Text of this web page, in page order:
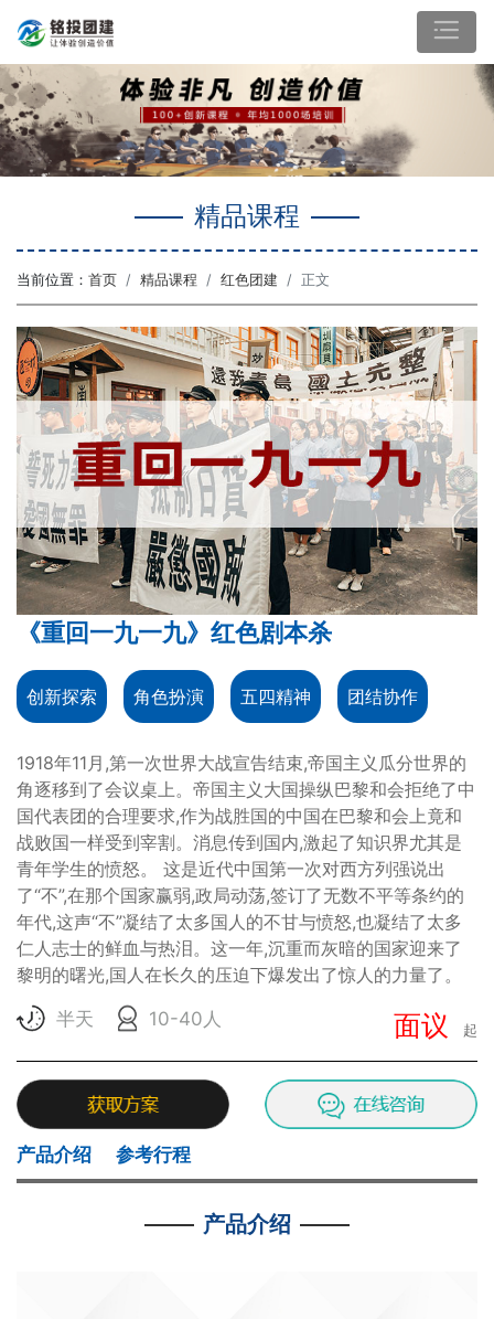
精品课程
当前位置： 首页 精品课程 红色团建 正文
《重回一九一九》红色剧本杀
创新探索 角色扮演 五四精神 团结协作
1918年11月,第一次世界大战宣告结束,帝国主义瓜分世界的
角逐移到了会议桌上。帝国主义大国操纵巴黎和会拒绝了中
国代表团的合理要求,作为战胜国的中国在巴黎和会上竟和
战败国一样受到宰割。消息传到国内,激起了知识界尤其是
青年学生的愤怒。 这是近代中国第一次对西方列强说出
了“不”,在那个国家赢弱,政局动荡,签订了无数不平等条约的
年代,这声“不”凝结了太多国人的不甘与愤怒,也凝结了太多
仁人志士的鲜血与热泪。这一年,沉重而灰暗的国家迎来了
黎明的曙光,国人在长久的压迫下爆发出了惊人的力量了。
半天
10-40人 面议 起
产品介绍 参考行程
产品介绍